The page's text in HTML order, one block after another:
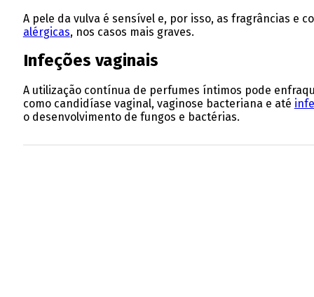
A pele da vulva é sensível e, por isso, as fragrâncias
alérgicas, nos casos mais graves.
Infeções vaginais
A utilização contínua de perfumes íntimos pode
como candidíase vaginal, vaginose bacteriana e até
o desenvolvimento de fungos e bactérias.